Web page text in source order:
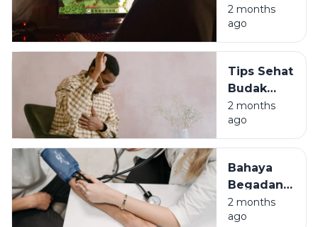
Sehat:
Jaga
Durabilitas
Biar Gak
Jompo
2 months
ago
Tips Sehat
Budak
Korporat:
Lawan
Asam
di Usia 30-
an
2 months
ago
Bahaya
Begadang
Bagi Anak
Muda:
2 months
ago